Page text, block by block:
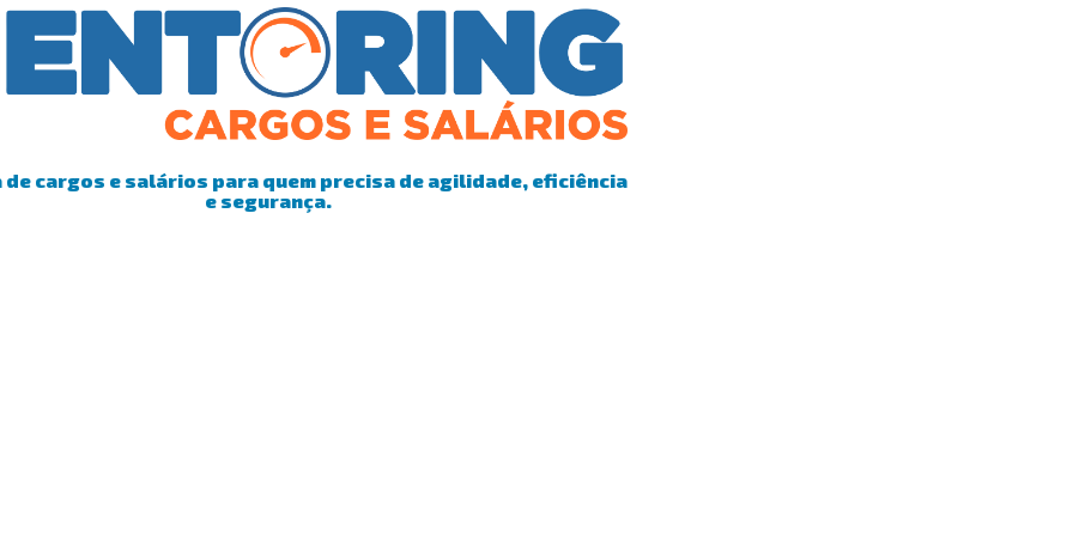
de cargos e salários para quem precisa de agilidade, eficiência
e segurança.